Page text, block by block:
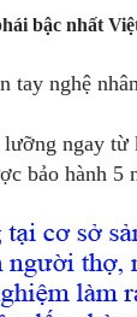
bậc nhất
tay nghệ
ngay
bảo hành 5